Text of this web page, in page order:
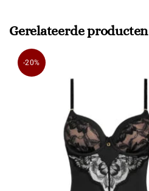
Gerelateerde producten
-20%